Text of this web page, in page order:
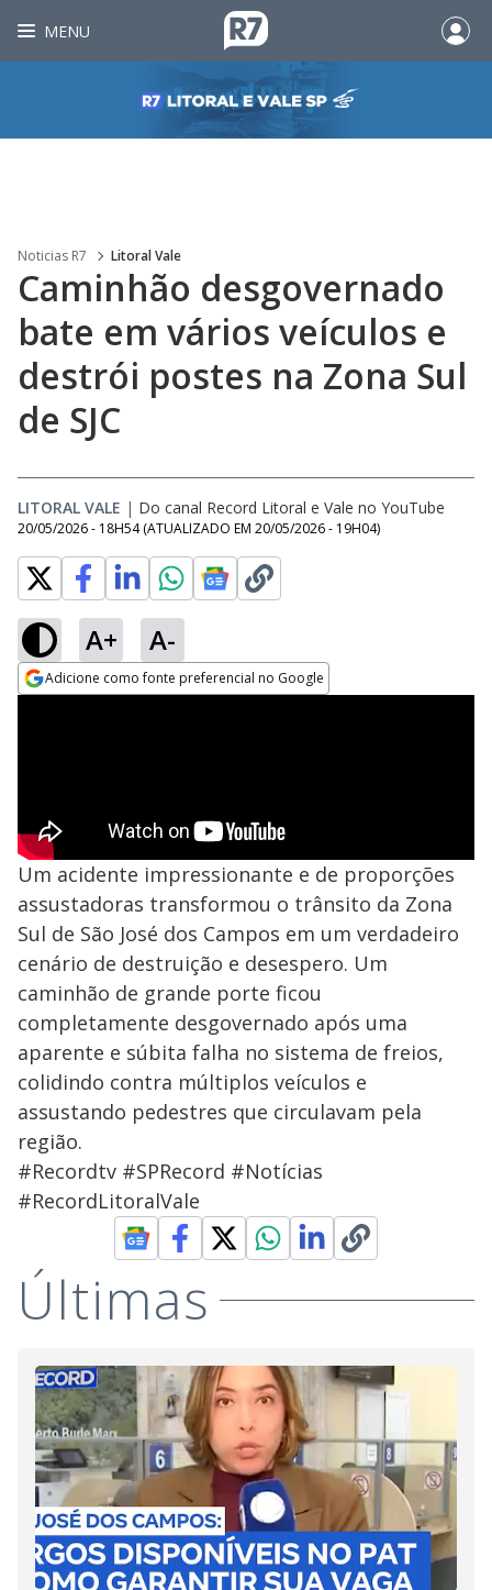
MENU
Noticias R7 Litoral Vale
Caminhão desgovernado
bate em vários veículos e
destrói postes na Zona Sul
de SJC
LITORAL VALE | Do canal Record Litoral e Vale no YouTube
20/05/2026 - 18H54 (ATUALIZADO EM 20/05/2026 - 19H04)
A+ A-
Adicione como fonte preferencial no Google
Um acidente impressionante e de proporções
assustadoras transformou o trânsito da Zona
Sul de São José dos Campos em um verdadeiro
cenário de destruição e desespero. Um
caminhão de grande porte ficou
completamente desgovernado após uma
aparente e súbita falha no sistema de freios,
colidindo contra múltiplos veículos e
assustando pedestres que circulavam pela
região.
#Recordtv #SPRecord #Notícias
#RecordLitoralVale
Últimas